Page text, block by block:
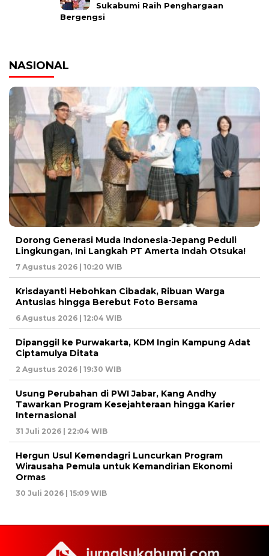
Sukabumi Raih Penghargaan
Bergengsi
NASIONAL
Dorong Generasi Muda Indonesia-Jepang Peduli
Lingkungan, Ini Langkah PT Amerta Indah Otsuka!
7 Agustus 2026 | 10:20 WIB
Krisdayanti Hebohkan Cibadak, Ribuan Warga
Antusias hingga Berebut Foto Bersama
6 Agustus 2026 | 12:04 WIB
Dipanggil ke Purwakarta, KDM Ingin Kampung Adat
Ciptamulya Ditata
2 Agustus 2026 | 19:30 WIB
Usung Perubahan di PWI Jabar, Kang Andhy
Tawarkan Program Kesejahteraan hingga Karier
Internasional
31 Juli 2026 | 22:04 WIB
Hergun Usul Kemendagri Luncurkan Program
Wirausaha Pemula untuk Kemandirian Ekonomi
Ormas
30 Juli 2026 | 15:09 WIB